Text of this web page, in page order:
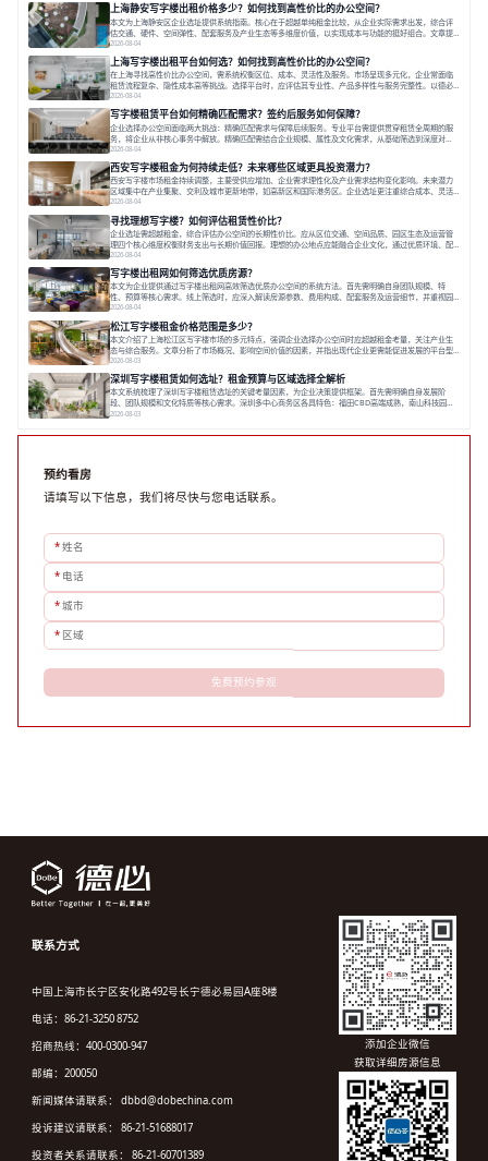
上海静安写字楼出租价格多少？如何找到高性价比的办公空间？
本文为上海静安区企业选址提供系统指南。核心在于超越单纯租金比较，从企业实际需求出发，综合评
估交通、硬件、空间弹性、配套服务及产业生态等多维度价值，以实现成本与功能的挺好组合。文章提
出打破固定工位思维，采用精装灵活空间与共享配套以提升性价比，并通过不同规模企业的实际案例加
以说明。之后指出，专业运营服务商提供的稳定环境、社群活动与产业集聚等增值服务，是很大化空间
价值、助力企业成长的关键。对于许多在
2026-08-04
上海写字楼出租平台如何选？如何找到高性价比的办公空间？
在上海寻找高性价比办公空间，需系统权衡区位、成本、灵活性及服务。市场呈现多元化，企业常面临
租赁流程复杂、隐性成本高等挑战。选择平台时，应评估其专业性、产品多样性与服务完整性。以德必
为例，其提供从空间到生态的解决方案，通过特色园区、灵活产品和丰富配套，满足不同企业需求。企
业应明确自身需求，实地考察，选择能支持长期发展、提升竞争力的办公空间。在上海寻找合适的办公
空间，对于企业行政负责人、中小企业主
2026-08-04
写字楼租赁平台如何精确匹配需求？签约后服务如何保障？
企业选择办公空间面临两大挑战：精确匹配需求与保障后续服务。专业平台需提供贯穿租赁全周期的服
务，将企业从非核心事务中解放。精确匹配需结合企业规模、属性及文化需求，从基础筛选到深度对
接；签约后则需构建覆盖硬件运维、共享配套及专业物业的全周期保障体系。德必集团通过标准化服务
与个性化运营结合，以全国布局和产业生态圈为企业提供稳定支持，体现了从信息撮合到深度服务的能
力转变。在为企业寻找办公空间的过程中，
2026-08-04
西安写字楼租金为何持续走低？未来哪些区域更具投资潜力？
西安写字楼市场租金持续调整，主要受供应增加、企业需求理性化及产业需求结构变化影响。未来潜力
区域集中在产业集聚、交利及城市更新地带，如高新区和国际港务区。企业选址更注重综合成本、灵活
性与员工体验，倾向于提供全包式服务的办公空间。专业运营方通过空间优化与社群服务，助力企业成
长，推动市场向多元化、高性价比方向发展。近年来，西安写字楼市场呈现出租金持续调整的态势，这
一现象引发了的广泛关注。作为西部重要
2026-08-04
寻找理想写字楼？如何评估租赁性价比？
企业选址需超越租金，综合评估办公空间的长期性价比。应从区位交通、空间品质、园区生态及运营管
理四个核心维度权衡财务支出与长期价值回报。理想的办公地点应能融合企业文化，通过优质环境、配
套服务及社群资源赋能业务增长，实现成本与价值的平衡。对于许多正在成长或寻求稳定发展的企业而
言，寻找一处合适的办公空间是一项至关重要的决策。这不仅关系到团队的日常工作效率与协作氛围，
更直接影响着企业的品牌形象、运营成本
2026-08-04
写字楼出租网如何筛选优质房源？
本文为企业提供通过写字楼出租网高效筛选优质办公空间的系统方法。首先需明确自身团队规模、特
性、预算等核心需求。线上筛选时，应深入解读房源参数、费用构成、配套服务及运营细节，并重视园
区产业生态与交通区位价值。同时，需考察运营方的品牌背景与持续服务能力。完成线上初选后，必须
进行线下实地验证，核对空间实景、测试设施、感受园区氛围并确认合同条款，从而做出精确决策。在
数字化时代，写字楼出租网已成为企业寻找
2026-08-04
松江写字楼租金价格范围是多少？
本文介绍了上海松江区写字楼市场的多元特点，强调企业选择办公空间时应超越租金考量，关注产业生
态与综合服务。文章分析了市场概况、影响空间价值的因素，并指出现代企业更需能促进发展的平台型
空间。之后，以德必集团为例，说明运营方如何通过构建服务生态助力企业成长，建议企业系统评估需
求与长期价值，选择匹配的发展载体。对于许多寻求在上海松江区设立或扩展办公空间的企业而言，了
解该区域的写字楼市场概况是决策的首先
2026-08-03
深圳写字楼租赁如何选址？租金预算与区域选择全解析
本文系统梳理了深圳写字楼租赁选址的关键考量因素，为企业决策提供框架。首先需明确自身发展阶
段、团队规模和文化特质等核心需求。深圳多中心商务区各具特色：福田CBD高端成熟，南山科技园创
新活力强，前海具政策优势。除传统写字楼外，创意产业园注重生态与社群，适合文创、科技类企业。
款。选址是综合性战略决策，旨在让办公
2026-08-03
预约看房
请填写以下信息，我们将尽快与您电话联系。
*姓名
* 电话
*城市
* 区域
免费预约参观
联系方式
中国上海市长宁区安化路492号长宁德必易园A座8楼
电话：86-21-3250 8752
招商热线：400-0300-947
邮编：200050
新闻媒体请联系： dbbd@dobechina.com
投诉建议请联系： 86-21-51688017
投资者关系请联系： 86-21-60701389
添加企业微信
获取详细房源信息